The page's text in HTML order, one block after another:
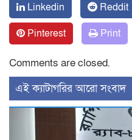
Linkedin
Reddit
Pinterest
Print
Comments are closed.
‍এই ক্যাটাগরির ‍আরো সংবাদ